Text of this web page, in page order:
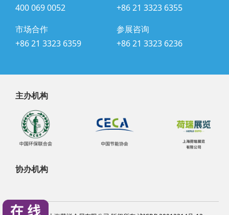
400 069 0052
+86 21 3323 6355
市场合作
+86 21 3323 6359
参展咨询
+86 21 3323 6236
主办机构
协办机构